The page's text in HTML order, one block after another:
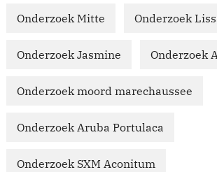
Onderzoek Mitte Onderzoek
Onderzoek Jasmine Onderzoek
Onderzoek moord marechaussee
Onderzoek Aruba Portulaca
Onderzoek SXM Aconitum